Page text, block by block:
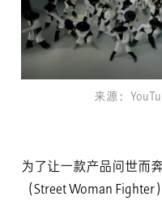
来源：
为了让一款产品问世而
（Street Woman Fighter